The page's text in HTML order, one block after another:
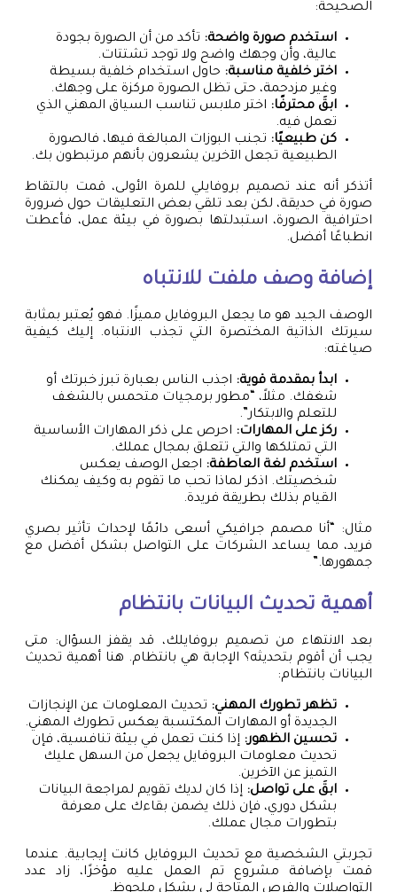
الصحيحة:
استخدم صورة واضحة: تأكد من أن الصورة بجودة
عالية، وأن وجهك واضح ولا توجد تشتتات.
اختر خلفية مناسبة: حاول استخدام خلفية بسيطة
وغير مزدحمة، حتى تظل الصورة مركزة على وجهك.
ابقَ محترفًا: اختر ملابس تناسب السياق المهني الذي
تعمل فيه.
كن طبيعيًا: تجنب البوزات المبالغة فيها، فالصورة
الطبيعية تجعل الآخرين يشعرون بأنهم مرتبطون بك.
أتذكر أنه عند تصميم بروفايلي للمرة الأولى، قمت بالتقاط
صورة في حديقة، لكن بعد تلقي بعض التعليقات حول ضرورة
احترافية الصورة، استبدلتها بصورة في بيئة عمل، فأعطت
انطباعًا أفضل.
إضافة وصف ملفت للانتباه
الوصف الجيد هو ما يجعل البروفايل مميزًا. فهو يُعتبر بمثابة
سيرتك الذاتية المختصرة التي تجذب الانتباه. إليك كيفية
صياغته:
ابدأ بمقدمة قوية: اجذب الناس بعبارة تبرز خبرتك أو
شغفك. مثلاً، “مطور برمجيات متحمس بالشغف
للتعلم والابتكار”.
ركز على المهارات: احرص على ذكر المهارات الأساسية
التي تمتلكها والتي تتعلق بمجال عملك.
استخدم لغة العاطفة: اجعل الوصف يعكس
شخصيتك. اذكر لماذا تحب ما تقوم به وكيف يمكنك
القيام بذلك بطريقة فريدة.
مثال: “أنا مصمم جرافيكي أسعى دائمًا لإحداث تأثير بصري
فريد، مما يساعد الشركات على التواصل بشكل أفضل مع
جمهورها.”
أهمية تحديث البيانات بانتظام
بعد الانتهاء من تصميم بروفايلك، قد يقفز السؤال: متى
يجب أن أقوم بتحديثه؟ الإجابة هي بانتظام. هنا أهمية تحديث
البيانات بانتظام:
تظهر تطورك المهني: تحديث المعلومات عن الإنجازات
الجديدة أو المهارات المكتسبة يعكس تطورك المهني.
تحسين الظهور: إذا كنت تعمل في بيئة تنافسية، فإن
تحديث معلومات البروفايل يجعل من السهل عليك
التميز عن الآخرين.
ابقَ على تواصل: إذا كان لديك تقويم لمراجعة البيانات
بشكل دوري، فإن ذلك يضمن بقاءك على معرفة
بتطورات مجال عملك.
تجربتي الشخصية مع تحديث البروفايل كانت إيجابية. عندما
قمت بإضافة مشروع تم العمل عليه مؤخرًا، زاد عدد